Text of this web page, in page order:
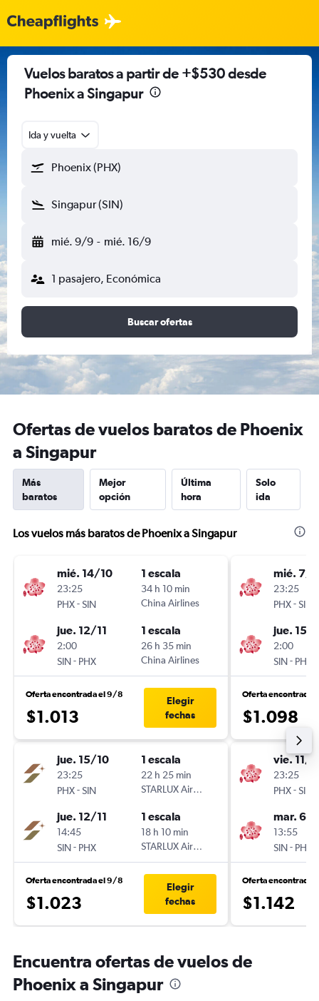
Vuelos baratos a partir de +$530 desde
Phoenix a Singapur
Ida y vuelta
Phoenix (PHX)
Singapur (SIN)
mié. 9/9 - mié. 16/9
1 pasajero, Económica
Buscar ofertas
Ofertas de vuelos baratos de Phoenix
a Singapur
Más
baratos
Mejor
opción
Última
hora
Solo
ida
Los vuelos más baratos de Phoenix a Singapur
mié. 14/10
23:25
PHX-SIN
1 escala
34 h 10 min
China Airlines
jue. 12/11
2:00
SIN- PHX
1 escala
26 h 35 min
China Airlines
Oferta encontrada el 9/8
$1.013
Elegir
fechas
jue. 15/10
23:25
PHX-SIN
1 escala
22 h 25 min
STARLUX Airlines
jue. 12/11
14:45
SIN- PHX
1 escala
18 h 10 min
STARLUX Airlines
Oferta encontrada el 9/8
$1.023
Elegir
fechas
mié. 7/
23:25
PHX-SIN
jue. 15/
2:00
SIN- PHX
Oferta encontrada
$1.098
vie. 11/9
23:25
PHX-SIN
mar. 6/
13:55
SIN- PHX
Oferta encontrada
$1.142
Encuentra ofertas de vuelos de
Phoenix a Singapur